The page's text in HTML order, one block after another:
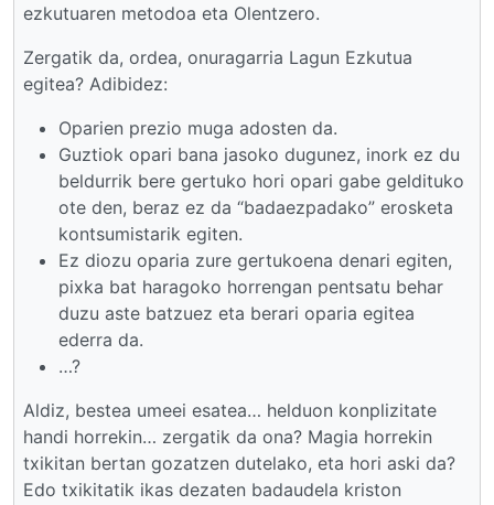
ezkutuaren metodoa eta Olentzero.
Zergatik da, ordea, onuragarria Lagun Ezkutua
egitea? Adibidez:
Oparien prezio muga adosten da.
Guztiok opari bana jasoko dugunez, inork ez du
beldurrik bere gertuko hori opari gabe geldituko
ote den, beraz ez da “badaezpadako” erosketa
kontsumistarik egiten.
Ez diozu oparia zure gertukoena denari egiten,
pixka bat haragoko horrengan pentsatu behar
duzu aste batzuez eta berari oparia egitea
ederra da.
…?
Aldiz, bestea umeei esatea… helduon konplizitate
handi horrekin… zergatik da ona? Magia horrekin
txikitan bertan gozatzen dutelako, eta hori aski da?
Edo txikitatik ikas dezaten badaudela kriston